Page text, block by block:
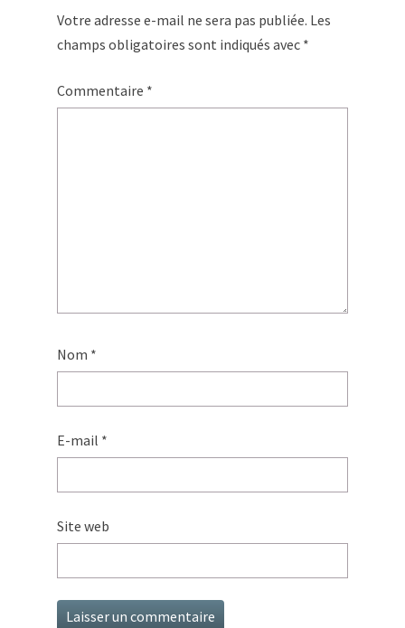
Votre adresse e-mail ne sera pas publiée. Les
champs obligatoires sont indiqués avec *
Commentaire *
Nom *
E-mail *
Site web